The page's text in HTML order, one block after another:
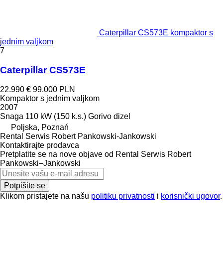
Caterpillar CS573E kompaktor s
jednim valjkom
7
Caterpillar CS573E
22.990 € 99.000 PLN
Kompaktor s jednim valjkom
2007
Snaga 110 kW (150 k.s.) Gorivo dizel
Poljska, Poznań
Rental Serwis Robert Pankowski-Jankowski
Kontaktirajte prodavca
Pretplatite se na nove objave od Rental Serwis Robert
Pankowski–Jankowski
Potpišite se
Klikom pristajete na našu politiku privatnosti i korisnički ugovor.